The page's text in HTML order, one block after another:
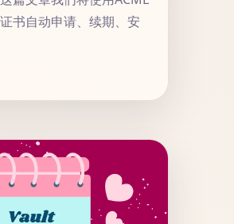
书自动申请、续期、安